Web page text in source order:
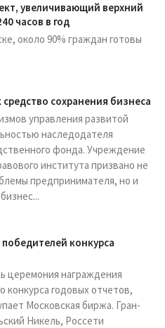
увеличивающий верхний
часов в год
около 90% граждан готовы
сохранения бизнеса
управления развитой
наследодателя
фонда. Учреждение
института призвано не
предпринимателя, но и
конкурса
церемония награждения
конкурса годовых отчетов,
Московская биржа. Гран-
Никель, Россети